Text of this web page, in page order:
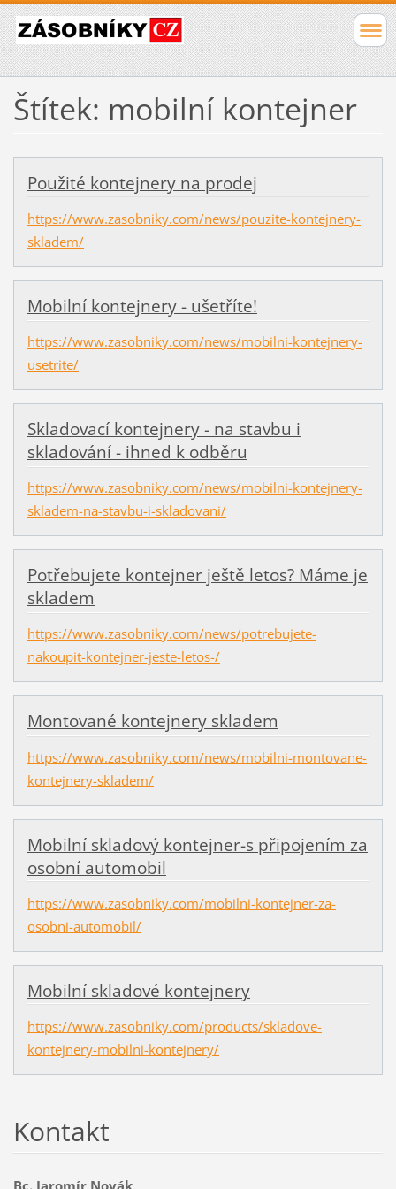
Štítek: mobilní kontejner
Použité kontejnery na prodej
https://www.zasobniky.com/news/pouzite-kontejnery-
skladem/
Mobilní kontejnery - ušetříte!
https://www.zasobniky.com/news/mobilni-kontejnery-
usetrite/
Skladovací kontejnery - na stavbu i
skladování - ihned k odběru
https://www.zasobniky.com/news/mobilni-kontejnery-
skladem-na-stavbu-i-skladovani/
Potřebujete kontejner ještě letos? Máme je
skladem
https://www.zasobniky.com/news/potrebujete-
nakoupit-kontejner-jeste-letos-/
Montované kontejnery skladem
https://www.zasobniky.com/news/mobilni-montovane-
kontejnery-skladem/
Mobilní skladový kontejner-s připojením za
osobní automobil
https://www.zasobniky.com/mobilni-kontejner-za-
osobni-automobil/
Mobilní skladové kontejnery
https://www.zasobniky.com/products/skladove-
kontejnery-mobilni-kontejnery/
Kontakt
Bc. Jaromír Novák